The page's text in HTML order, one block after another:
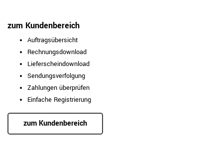
zum Kundenbereich
Auftragsübersicht
Rechnungsdownload
Lieferscheindownload
Sendungsverfolgung
Zahlungen überprüfen
Einfache Registrierung
zum Kundenbereich